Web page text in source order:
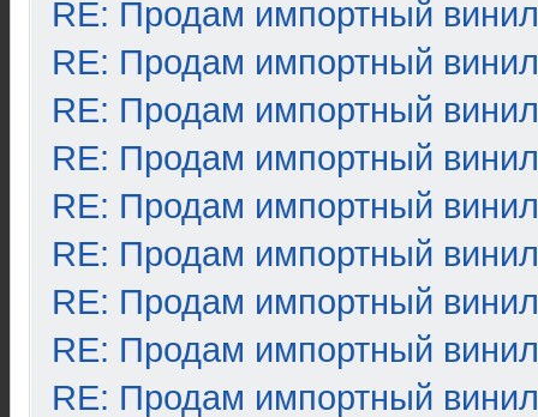
RE: Продам импортный винил
RE: Продам импортный винил
RE: Продам импортный винил
RE: Продам импортный винил
RE: Продам импортный винил
RE: Продам импортный винил
RE: Продам импортный винил
RE: Продам импортный винил
RE: Продам импортный винил